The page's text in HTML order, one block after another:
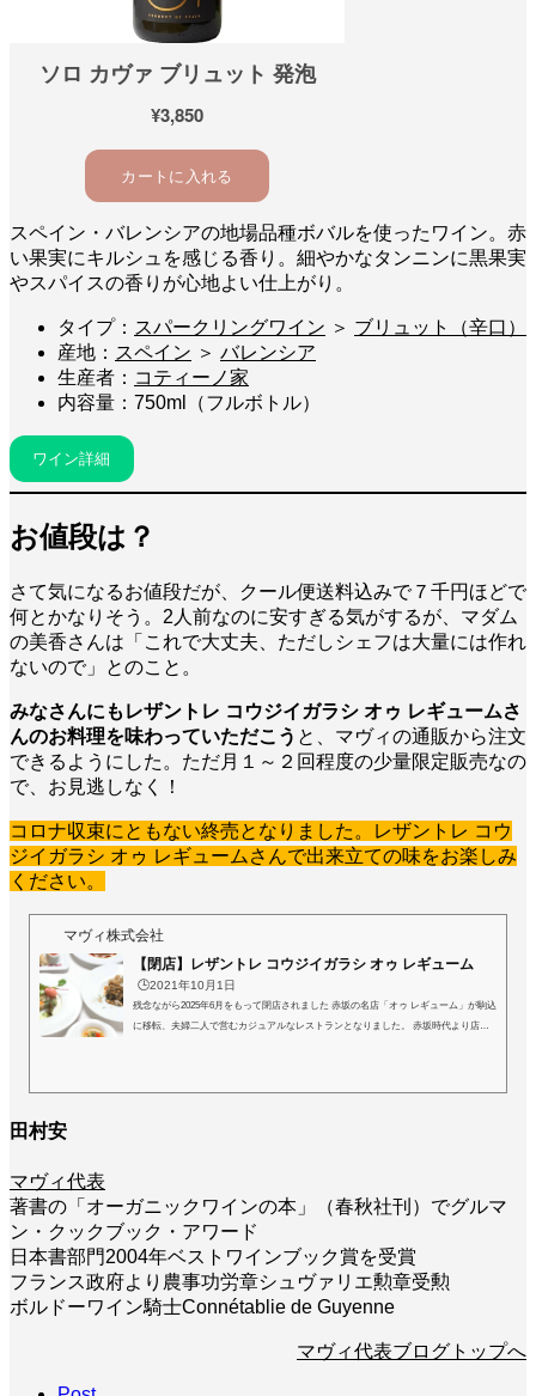
スペイン・バレンシアの地場品種ボバルを使ったワイン。赤
い果実にキルシュを感じる香り。細やかなタンニンに黒果実
やスパイスの香りが心地よい仕上がり。
タイプ： スパークリングワイン ＞ ブリュット（辛口）
産地： スペイン ＞ バレンシア
生産者： コティーノ家
内容量：750ml（フルボトル）
ワイン詳細
お値段は？
さて気になるお値段だが、クール便送料込みで７千円ほどで
何とかなりそう。2人前なのに安すぎる気がするが、マダム
の美香さんは「これで大丈夫、ただしシェフは大量には作れ
ないので」とのこと。
みなさんにもレザントレ コウジイガラシ オゥ レギュームさ
んのお料理を味わっていただこう と、マヴィの通販から注文
できるようにした。ただ月１～２回程度の少量限定販売なの
で、お見逃しなく！
コロナ収束にともない終売となりました。レザントレ コウ
ジイガラシ オゥ レギュームさんで出来立ての味をお楽しみ
ください。
マヴィ株式会社
【閉店】レザントレ コウジイガラシ オゥ レギューム
🕒️2021年10月1日
残念ながら2025年6月をもって閉店されました 赤坂の名店「オゥ レギューム」が駒込
に移転、夫婦二人で営むカジュアルなレストランとなりました。 赤坂時代より店名
田村安
マヴィ代表
著書の「オーガニックワインの本」（春秋社刊）でグルマ
ン・クックブック・アワード
日本書部門2004年ベストワインブック賞を受賞
フランス政府より農事功労章シュヴァリエ勲章受勲
ボルドーワイン騎士Connétablie de Guyenne
マヴィ代表ブログトップへ